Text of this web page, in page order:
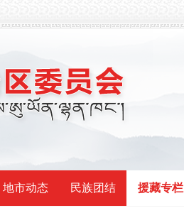
地市动态 民族团结 援藏专栏